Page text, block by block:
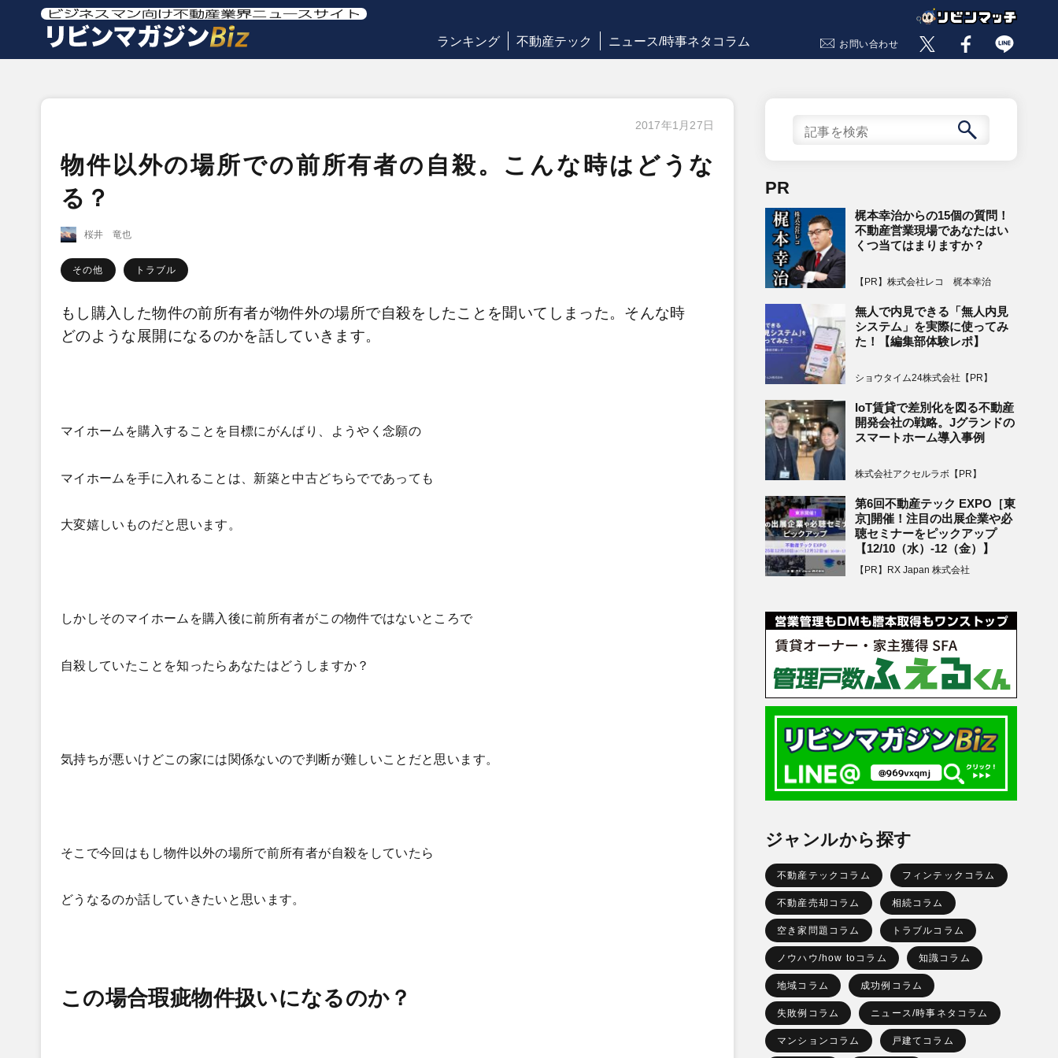
ランキング 不動産テック ニュース/時事ネタコラム お問い合わせ
2017年1月27日
物件以外の場所での前所有者の自殺。こんな時はどうな
る？
桜井 竜也
その他 トラブル
もし購入した物件の前所有者が物件外の場所で自殺をしたことを聞いてしまった。そんな時
どのような展開になるのかを話していきます。
マイホームを購入することを目標にがんばり、ようやく念願の
マイホームを手に入れることは、新築と中古どちらでであっても
大変嬉しいものだと思います。
しかしそのマイホームを購入後に前所有者がこの物件ではないところで
自殺していたことを知ったらあなたはどうしますか？
気持ちが悪いけどこの家には関係ないので判断が難しいことだと思います。
そこで今回はもし物件以外の場所で前所有者が自殺をしていたら
どうなるのか話していきたいと思います。
この場合瑕疵物件扱いになるのか？
PR
梶本幸治からの15個の質問！
不動産営業現場であなたはい
くつ当てはまりますか？
【PR】株式会社レコ 梶本幸治
無人で内見できる「無人内見
システム」を実際に使ってみ
た！【編集部体験レポ】
ショウタイム24株式会社【PR】
IoT賃貸で差別化を図る不動産
開発会社の戦略。Jグランドの
スマートホーム導入事例
株式会社アクセルラボ【PR】
第6回不動産テック EXPO［東
京]開催！注目の出展企業や必
聴セミナーをピックアップ
【12/10（水）-12（金）】
【PR】RX Japan 株式会社
ジャンルから探す
不動産テックコラム フィンテックコラム
不動産売却コラム 相続コラム
空き家問題コラム トラブルコラム
ノウハウ/how toコラム 知識コラム
地域コラム 成功例コラム
失敗例コラム ニュース/時事ネタコラム
マンションコラム 戸建てコラム